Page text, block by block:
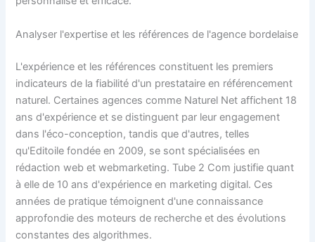
Analyser l'expertise et les références de l'agence bordelaise
L'expérience et les références constituent les premiers
indicateurs de la fiabilité d'un prestataire en référencement
naturel. Certaines agences comme Naturel Net affichent 18
ans d'expérience et se distinguent par leur engagement
dans l'éco-conception, tandis que d'autres, telles
qu'Editoile fondée en 2009, se sont spécialisées en
rédaction web et webmarketing. Tube 2 Com justifie quant
à elle de 10 ans d'expérience en marketing digital. Ces
années de pratique témoignent d'une connaissance
approfondie des moteurs de recherche et des évolutions
constantes des algorithmes.